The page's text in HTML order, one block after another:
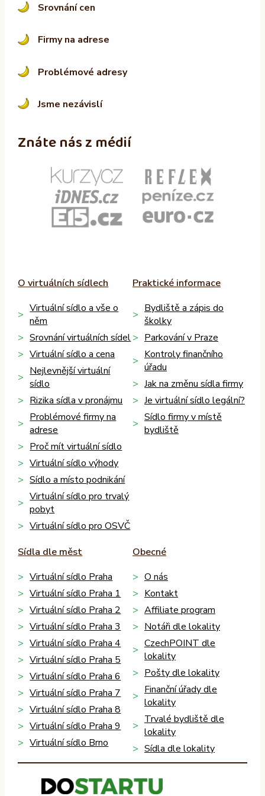
Srovnání cen
Firmy na adrese
Problémové adresy
Jsme nezávislí
Znáte nás z médií
O virtuálních sídlech
Virtuální sídlo a vše o
něm
Srovnání virtuálních sídel
Virtuální sídlo a cena
Nejlevnější virtuální
sídlo
Rizika sídla v pronájmu
Problémové firmy na
adrese
Proč mít virtuální sídlo
Virtuální sídlo výhody
Sídlo a místo podnikání
Virtuální sídlo pro trvalý
pobyt
Virtuální sídlo pro OSVČ
Praktické informace
Bydliště a zápis do
školky
Parkování v Praze
Kontroly finančního
úřadu
Jak na změnu sídla firmy
Je virtuální sídlo legální?
Sídlo firmy v místě
bydliště
Sídla dle měst
Virtuální sídlo Praha
Virtuální sídlo Praha 1
Virtuální sídlo Praha 2
Virtuální sídlo Praha 3
Virtuální sídlo Praha 4
Virtuální sídlo Praha 5
Virtuální sídlo Praha 6
Virtuální sídlo Praha 7
Virtuální sídlo Praha 8
Virtuální sídlo Praha 9
Virtuální sídlo Brno
Obecné
O nás
Kontakt
Affiliate program
Notáři dle lokality
CzechPOINT dle
lokality
Pošty dle lokality
Finanční úřady dle
lokality
Trvalé bydliště dle
lokality
Sídla dle lokality